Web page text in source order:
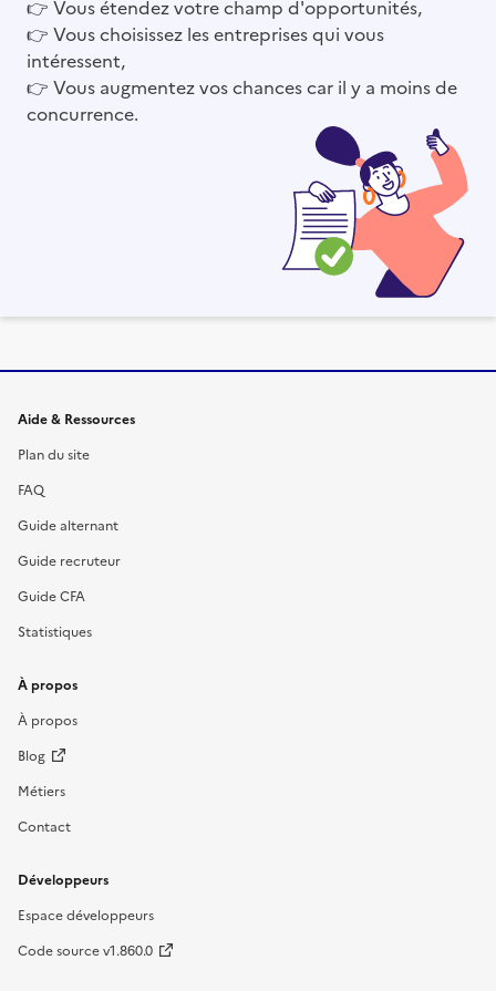
👉 Vous étendez votre champ d'opportunités,
👉 Vous choisissez les entreprises qui vous
intéressent,
👉 Vous augmentez vos chances car il y a moins de
concurrence.
Informations et liens du site
Aide & Ressources
Plan du site
FAQ
Guide alternant
Guide recruteur
Guide CFA
Statistiques
À propos
À propos
Blog
Métiers
Contact
Développeurs
Espace développeurs
Code source v1.860.0